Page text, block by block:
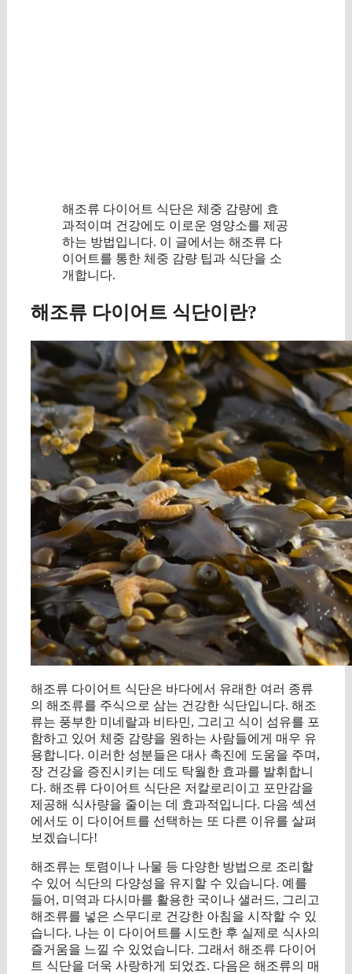
해조류 다이어트 식단은 체중 감량에 효
과적이며 건강에도 이로운 영양소를 제공
하는 방법입니다. 이 글에서는 해조류 다
이어트를 통한 체중 감량 팁과 식단을 소
개합니다.
해조류 다이어트 식단이란?
해조류 다이어트 식단은 바다에서 유래한 여러 종류
의 해조류를 주식으로 삼는 건강한 식단입니다. 해조
류는 풍부한 미네랄과 비타민, 그리고 식이 섬유를 포
함하고 있어 체중 감량을 원하는 사람들에게 매우 유
용합니다. 이러한 성분들은 대사 촉진에 도움을 주며,
장 건강을 증진시키는 데도 탁월한 효과를 발휘합니
다. 해조류 다이어트 식단은 저칼로리이고 포만감을
제공해 식사량을 줄이는 데 효과적입니다. 다음 섹션
에서도 이 다이어트를 선택하는 또 다른 이유를 살펴
보겠습니다!
해조류는 토렴이나 나물 등 다양한 방법으로 조리할
수 있어 식단의 다양성을 유지할 수 있습니다. 예를
들어, 미역과 다시마를 활용한 국이나 샐러드, 그리고
해조류를 넣은 스무디로 건강한 아침을 시작할 수 있
습니다. 나는 이 다이어트를 시도한 후 실제로 식사의
즐거움을 느낄 수 있었습니다. 그래서 해조류 다이어
트 식단을 더욱 사랑하게 되었죠. 다음은 해조류의 매